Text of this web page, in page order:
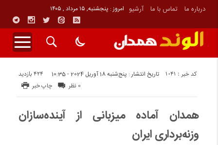
درباره ما تماس با ما آرشیو امروز : پنجشنبه, ۱۵ مرداد , ۱۴۰۵
تاریخ انتشار : پنج‌شنبه 18 آوریل 2024 - 10:35 424 بازدید کد خبر : 1041
چاپ خبر 0 نظر
همدان آماده میزبانی از آینده‌سازان
وزنه‌برداری ایران